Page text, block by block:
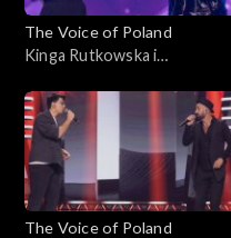
The Voice of Poland
Kinga Rutkowska i
„Love in the Dark”, „The
Voice of Poland”, Bitwy, 25
października 2025
The Voice of Poland